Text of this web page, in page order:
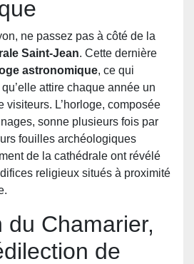
ne passez pas à côté de la
Saint-Jean. Cette dernière
astronomique, ce qui
attire chaque année un
visiteurs. L’horloge, composée
sonne plusieurs fois par
fouilles archéologiques
de la cathédrale ont révélé
religieux situés à proximité
du Chamarier,
de